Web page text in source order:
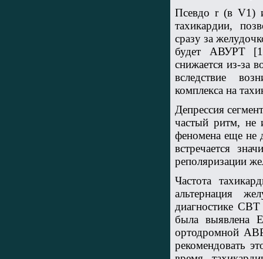
Псевдо r (в V1)
тахикардии,
сразу за
будет АВУРТ [1,
снижается из-за
вследствие
комплекса на
Депрессия
частый ритм, не
феномена еще не
встречается
реполяризации
Частота
альтернация
диагностике СВТ
была выявлена
ортодромной
рекомендовать